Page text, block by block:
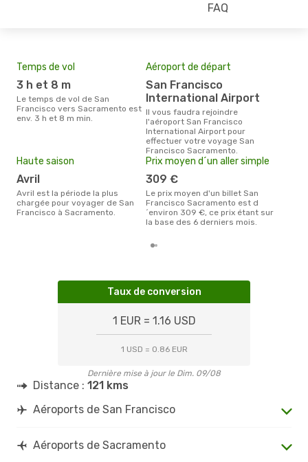
FAQ
Temps de vol
3 h et 8 m
Le temps de vol de San
Francisco vers Sacramento est
env. 3 h et 8 m min.
Aéroport de départ
San Francisco
International Airport
Il vous faudra rejoindre
l'aéroport San Francisco
International Airport pour
effectuer votre voyage San
Francisco Sacramento.
Haute saison
avril
avril est la période la plus
chargée pour voyager de San
Francisco à Sacramento.
Prix moyen d´un aller simple
309 €
Le prix moyen d'un billet San
Francisco Sacramento est d
´environ 309 €, ce prix étant sur
la base des 6 derniers mois.
Taux de conversion
1 EUR = 1.16 USD
1 USD = 0.86 EUR
Dernière mise à jour le Dim. 09/08
Distance : 121 kms
Aéroports de San Francisco
Aéroports de Sacramento